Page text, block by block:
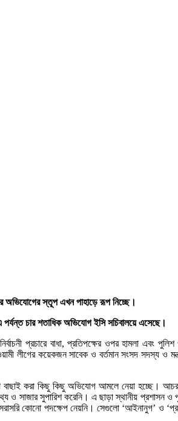
অভিযোগের স্তূপ এখন পাহাড়ে রূপ নিচ্ছে।
এ পর্যন্ত চার শতাধিক অভিযোগ ইসি সচিবালয়ে এসেছে।
প্রচারে বাধা, প্রতিপক্ষের ওপর হামলা এবং
লীগের কয়েকজন সাবেক ও বর্তমান সংসদ সদস্য ও
করা কিছু কিছু অভিযোগ আমলে নেয়া হচ্ছে। আচরণ
ও সাজার সুপারিশ করেনি। এ ছাড়া স্থানীয় প্রশাসন
কোনো পদক্ষেপ নেয়নি। সেগুলো ‘আইনানুগ’ ও